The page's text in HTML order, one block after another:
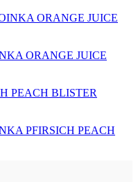
ORANGE JUICE
PFIRSICH PEACH